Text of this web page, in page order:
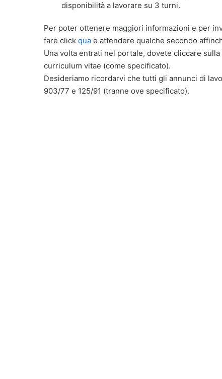
disponibilità a lavorare su 3 turni.
Per poter ottenere maggiori informazioni e per
fare click qua e attendere qualche secondo
Una volta entrati nel portale, dovete cliccare
curriculum vitae (come specificato).
Desideriamo ricordarvi che tutti gli annunci di
903/77 e 125/91 (tranne ove specificato).